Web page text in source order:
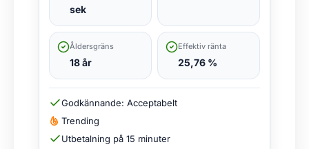
sek
Åldersgräns
18 år
Effektiv ränta
25,76 %
Godkännande: Acceptabelt
Trending
Utbetalning på 15 minuter